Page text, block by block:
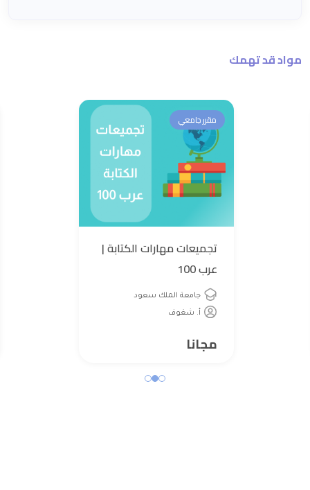
مواد قد تهمك
مقرر جامعي
تجميعات مهارات الكتابة |
عرب 100
جامعة الملك سعود
أ. شغوف
مجانا